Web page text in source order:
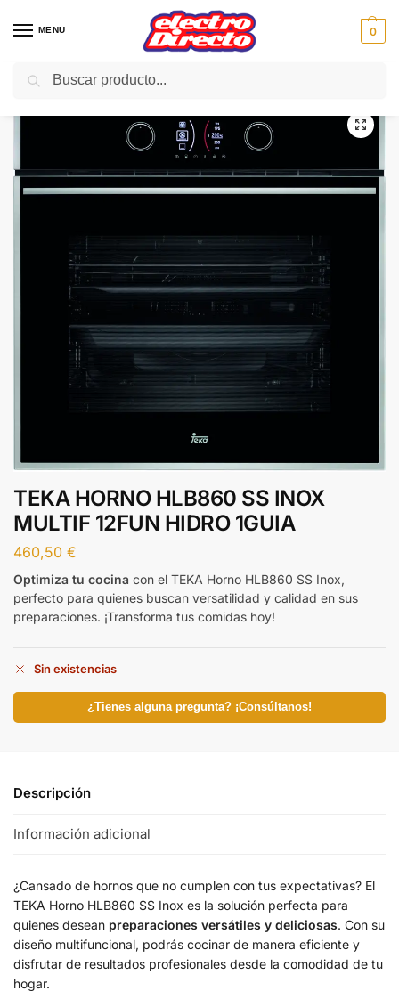
MENU 0
Inicio Gama blanca Hornos
TEKA HORNO HLB860 SS INOX
MULTIF 12FUN HIDRO 1GUIA
460,50 €
Optimiza tu cocina con el TEKA Horno HLB860 SS Inox,
perfecto para quienes buscan versatilidad y calidad en sus
preparaciones. ¡Transforma tus comidas hoy!
Sin existencias
¿Tienes alguna pregunta? ¡Consúltanos!
Descripción
Información adicional
¿Cansado de hornos que no cumplen con tus expectativas? El
TEKA Horno HLB860 SS Inox es la solución perfecta para
quienes desean preparaciones versátiles y deliciosas. Con su
diseño multifuncional, podrás cocinar de manera eficiente y
disfrutar de resultados profesionales desde la comodidad de tu
hogar.